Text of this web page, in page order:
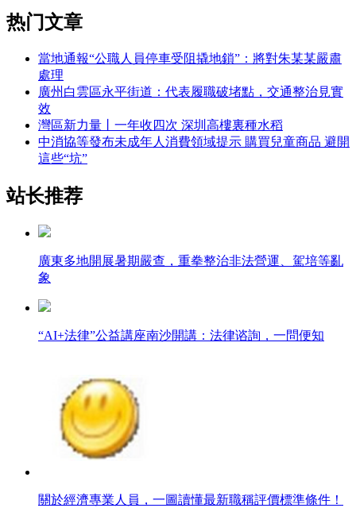
热门文章
當地通報“公職人員停車受阻撬地鎖”：將對朱某某嚴肅
處理
廣州白雲區永平街道：代表履職破堵點，交通整治見實
效
灣區新力量丨一年收四次 深圳高樓裏種水稻
中消協等發布未成年人消費領域提示 購買兒童商品 避開
這些“坑”
站长推荐
廣東多地開展暑期嚴查，重拳整治非法營運、駕培等亂
象
“AI+法律”公益講座南沙開講：法律谘詢，一問便知
關於經濟專業人員，一圖讀懂最新職稱評價標準條件！